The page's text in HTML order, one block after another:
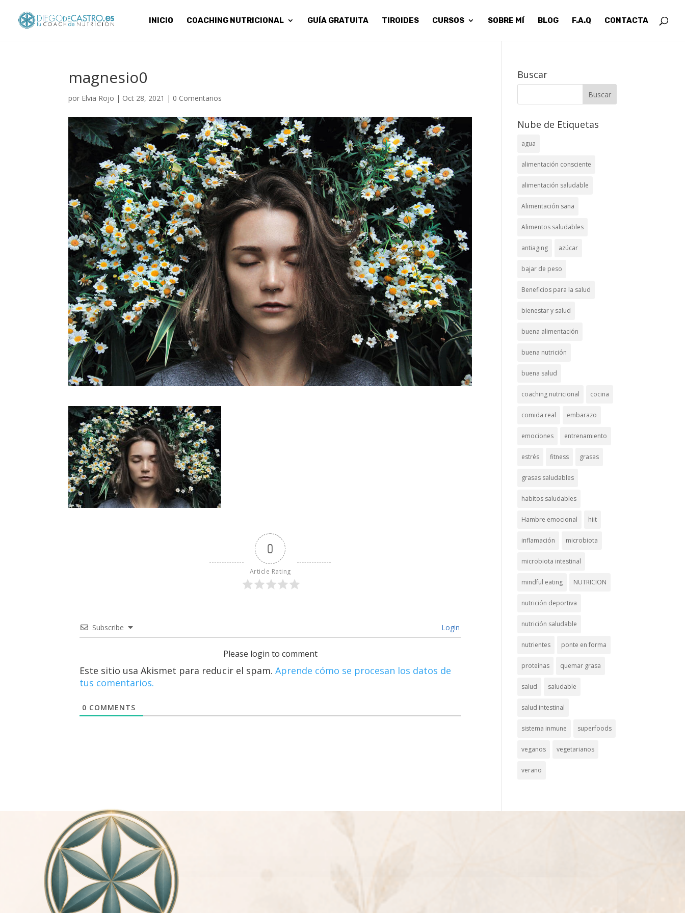
INICIO COACHING NUTRICIONAL GUÍA GRATUITA TIROIDES CURSOS SOBRE MÍ BLOG F.A.Q CONTACTA
magnesio0
por Elvia Rojo | Oct 28, 2021 | 0 Comentarios
0
Article Rating
Subscribe Login
Please login to comment
Este sitio usa Akismet para reducir el spam.Aprende cómo se procesan los datos de
tus comentarios.
0 COMMENTS
Buscar
Nube de Etiquetas
agua
alimentación consciente
alimentación saludable
Alimentación sana
Alimentos saludables
antiaging azúcar
bajar de peso
Beneficios para la salud
bienestar y salud
buena alimentación
buena nutrición
buena salud
coaching nutricional cocina
comida real embarazo
emociones entrenamiento
estrés fitness grasas
grasas saludables
habitos saludables
Hambre emocional hiit
inflamación microbiota
microbiota intestinal
mindful eating NUTRICION
nutrición deportiva
nutrición saludable
nutrientes ponte en forma
proteínas quemar grasa
salud saludable
salud intestinal
sistema inmune superfoods
veganos vegetarianos
verano